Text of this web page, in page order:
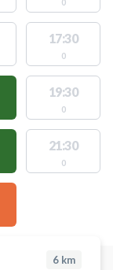
17:30
0
19:30
0
21:30
0
6 km